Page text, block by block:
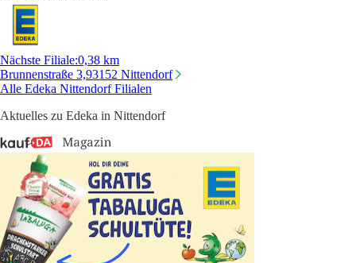
Nächste Filiale:0,38 km
Brunnenstraße 3,93152 Nittendorf
Alle Edeka Nittendorf Filialen
Aktuelles zu Edeka in Nittendorf